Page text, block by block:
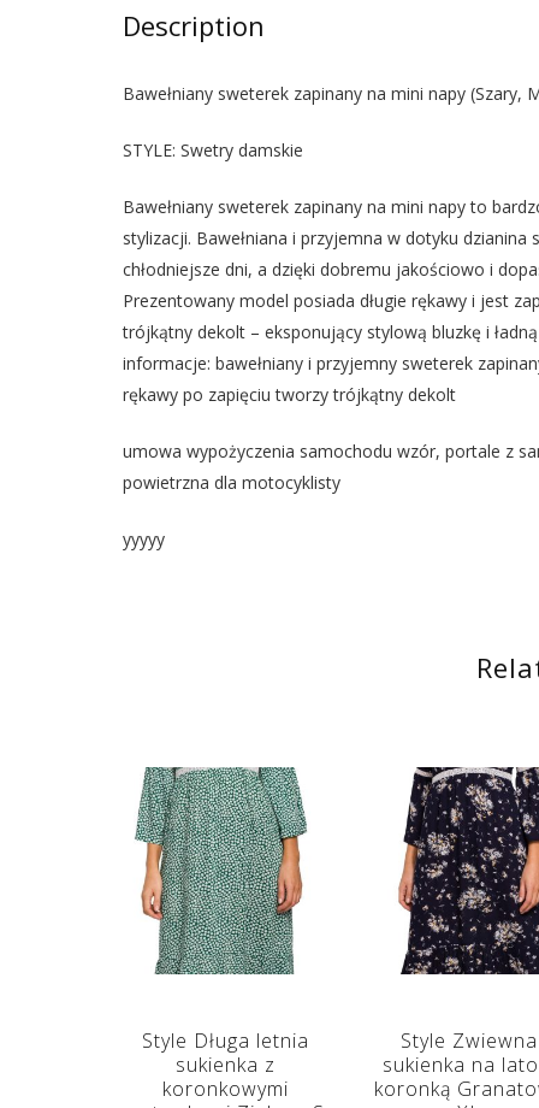
Description
Bawełniany sweterek zapinany na mini napy (Szary,
STYLE: Swetry damskie
Bawełniany sweterek zapinany na mini napy to
stylizacji. Bawełniana i przyjemna w dotyku
chłodniejsze dni, a dzięki dobremu jakościowo i
Prezentowany model posiada długie rękawy i jest
trójkątny dekolt – eksponujący stylową bluzkę i
informacje: bawełniany i przyjemny sweterek
rękawy po zapięciu tworzy trójkątny dekolt
umowa wypożyczenia samochodu wzór, portale z
powietrzna dla motocyklisty
yyyyy
Style Długa letnia
sukienka z
koronkowymi
Style Zwiewna
sukienka na
koronką